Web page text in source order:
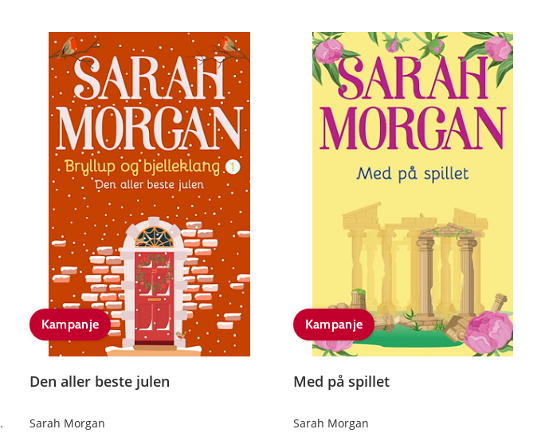
Trish Morey
Kampanje
Den aller beste julen
Sarah Morgan
Kampanje
Med på spillet
Sarah Morgan